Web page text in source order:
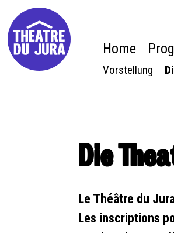
Home
Vorstellung
Die
Le Théâtre du
Les inscriptions